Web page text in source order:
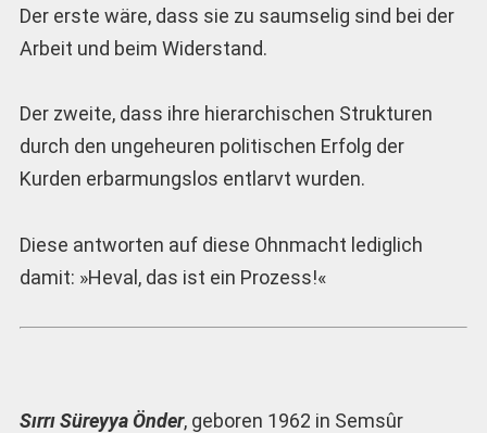
Der erste wäre, dass sie zu saumselig sind bei der
Arbeit und beim Widerstand.
Der zweite, dass ihre hierarchischen Strukturen
durch den ungeheuren politischen Erfolg der
Kurden erbarmungslos entlarvt wurden.
Diese antworten auf diese Ohnmacht lediglich
damit: »Heval, das ist ein Prozess!«
Sırrı Süreyya Önder, geboren 1962 in Semsûr